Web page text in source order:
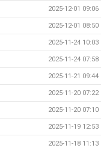
2025-12-01 09:06
2025-12-01 08:50
2025-11-24 10:03
2025-11-24 07:58
2025-11-21 09:44
2025-11-20 07:22
2025-11-20 07:10
2025-11-19 12:53
2025-11-18 11:13